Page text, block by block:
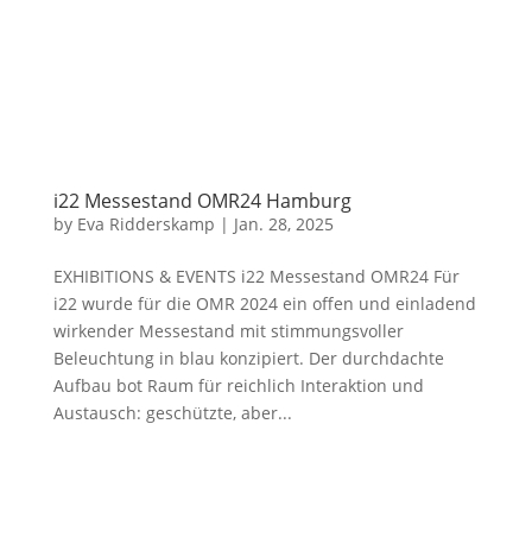
i22 Messestand OMR24 Hamburg
by Eva Ridderskamp | Jan. 28, 2025
EXHIBITIONS & EVENTS i22 Messestand OMR24 Für
i22 wurde für die OMR 2024 ein offen und einladend
wirkender Messestand mit stimmungsvoller
Beleuchtung in blau konzipiert. Der durchdachte
Aufbau bot Raum für reichlich Interaktion und
Austausch: geschützte, aber...